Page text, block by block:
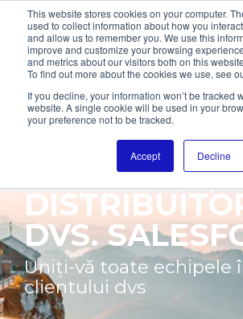
This website stores cookies on your computer.
used to collect information about how you
and allow us to remember you. We use this
improve and customize your browsing
and metrics about our visitors both on this
To find out more about the cookies we use, see
If you decline, your information won’t be tracked
website. A single cookie will be used in your
your preference not to be tracked.
Accept Decline
DIGITALL
EXPERTUL ȘI
DVS.
Uniți-vă toate echipele
clientului dvs